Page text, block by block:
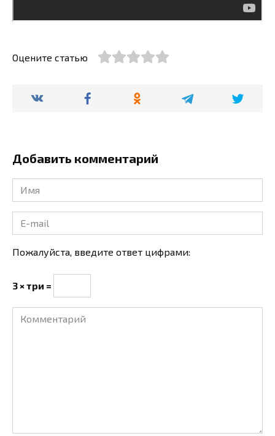
Оцените статью
Добавить комментарий
Имя
*
E-
mail
*
Пожалуйста, введите ответ цифрами:
3 × три =
Комментарий